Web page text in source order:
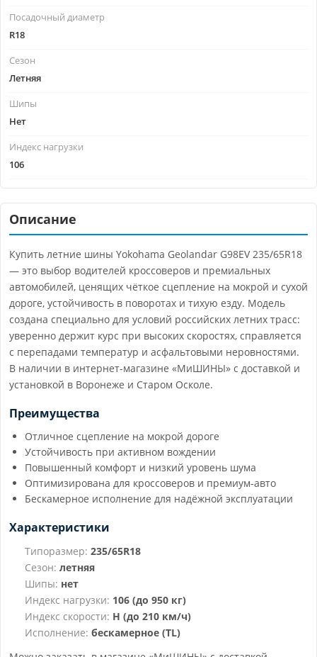
Посадочный диаметр
R18
Сезон
Летняя
Шипы
Нет
Индекс нагрузки
106
Описание
Купить летние шины Yokohama Geolandar G98EV 235/65R18
— это выбор водителей кроссоверов и премиальных
автомобилей, ценящих чёткое сцепление на мокрой и сухой
дороге, устойчивость в поворотах и тихую езду. Модель
создана специально для условий российских летних трасс:
уверенно держит курс при высоких скоростях, справляется
с перепадами температур и асфальтовыми неровностями.
В наличии в интернет-магазине «МиШИНЫ» с доставкой и
установкой в Воронеже и Старом Осколе.
Преимущества
Отличное сцепление на мокрой дороге
Устойчивость при активном вождении
Повышенный комфорт и низкий уровень шума
Оптимизирована для кроссоверов и премиум-авто
Бескамерное исполнение для надёжной эксплуатации
Характеристики
Типоразмер: 235/65R18
Сезон: летняя
Шипы: нет
Индекс нагрузки: 106 (до 950 кг)
Индекс скорости: H (до 210 км/ч)
Исполнение: бескамерное (TL)